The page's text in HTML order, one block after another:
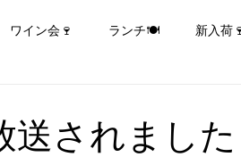
ワイン会🍷 ランチ🍽 新入荷
友達募集中📢
送されまし